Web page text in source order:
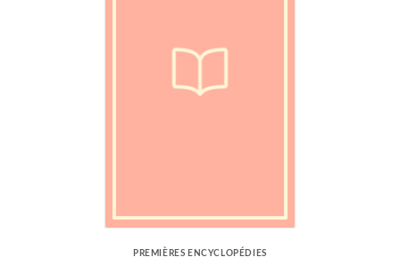
PREMIÈRES ENCYCLOPÉDIES